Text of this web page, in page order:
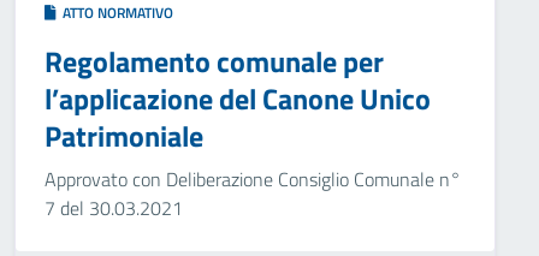
ATTO NORMATIVO
Regolamento comunale per
l’applicazione del Canone Unico
Patrimoniale
Approvato con Deliberazione Consiglio Comunale n°
7 del 30.03.2021